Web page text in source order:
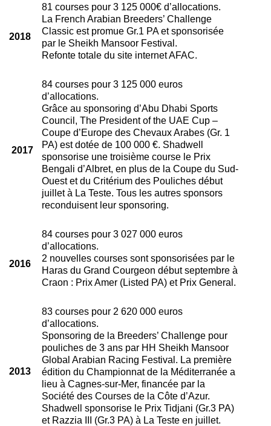
2018
81 courses pour 3 125 000€ d’allocations.
La French Arabian Breeders’ Challenge
Classic est promue Gr.1 PA et sponsorisée
par le Sheikh Mansoor Festival.
Refonte totale du site internet AFAC.
2017
84 courses pour 3 125 000 euros
d’allocations.
Grâce au sponsoring d’Abu Dhabi Sports
Council, The President of the UAE Cup –
Coupe d’Europe des Chevaux Arabes (Gr. 1
PA) est dotée de 100 000 €. Shadwell
sponsorise une troisième course le Prix
Bengali d’Albret, en plus de la Coupe du Sud-
Ouest et du Critérium des Pouliches début
juillet à La Teste. Tous les autres sponsors
reconduisent leur sponsoring.
2016
84 courses pour 3 027 000 euros
d’allocations.
2 nouvelles courses sont sponsorisées par le
Haras du Grand Courgeon début septembre à
Craon : Prix Amer (Listed PA) et Prix General.
2013
83 courses pour 2 620 000 euros
d’allocations.
Sponsoring de la Breeders’ Challenge pour
pouliches de 3 ans par HH Sheikh Mansoor
Global Arabian Racing Festival. La première
édition du Championnat de la Méditerranée a
lieu à Cagnes-sur-Mer, financée par la
Société des Courses de la Côte d’Azur.
Shadwell sponsorise le Prix Tidjani (Gr.3 PA)
et Razzia III (Gr.3 PA) à La Teste en juillet.